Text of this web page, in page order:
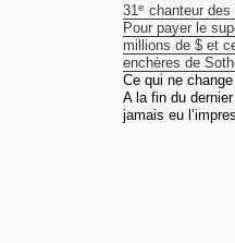
31e chanteur
Pour payer le
millions de $ et
enchères de
Ce qui ne
A la fin du
jamais eu